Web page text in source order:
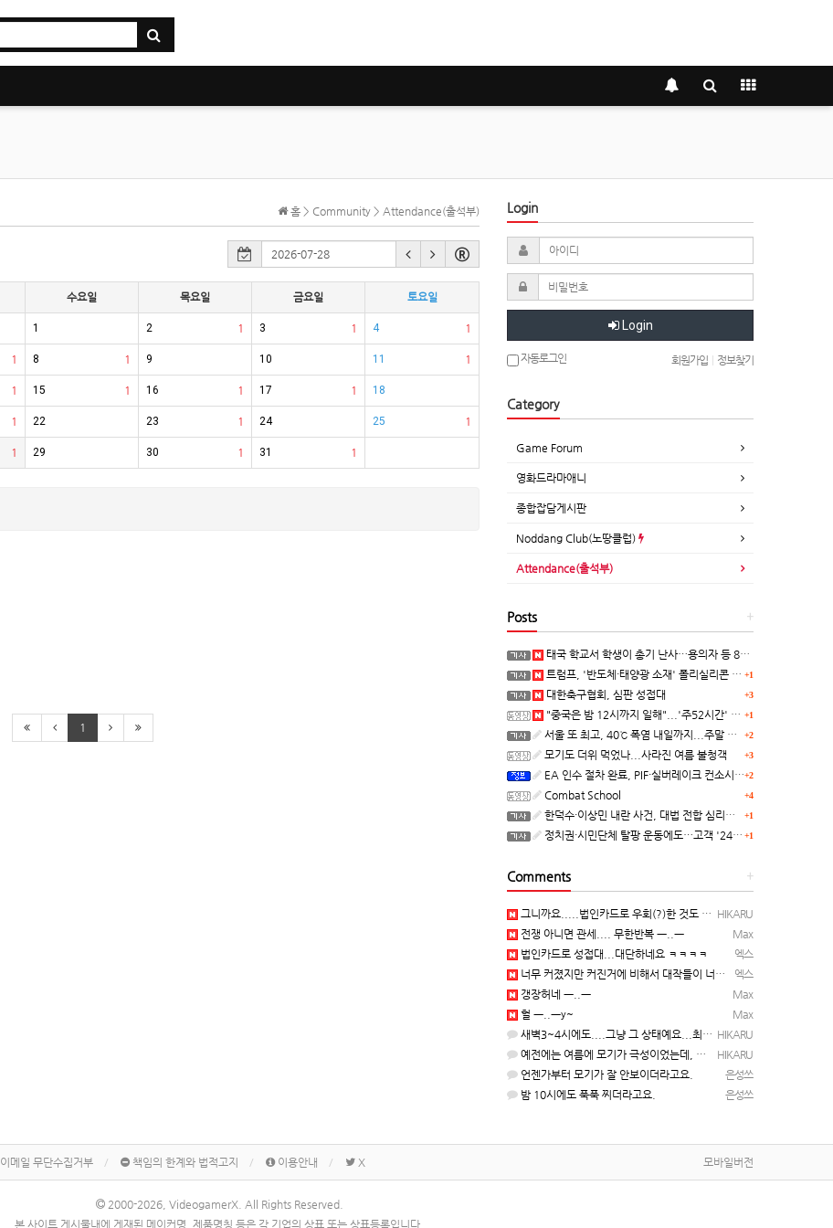
홈 > Community > Attendance(출석부)
수요일 목요일 금요일 토요일
1 1
2 1
3 1
4
1 1
8 9 10 1
11
1 1
15 1
16 1
17 18
1 22 1
23 24 1
25
1 29 1
30 1
31
1
Login
Login
자동로그인 회원가입 정보찾기
Category
Game Forum
영화드라마애니
종합잡담게시판
Noddang Club(노땅클럽)
Attendance(출석부)
+
Posts
태국 학교서 학생이 총기 난사…용의자 등 8명 숨져
+1
트럼프, '반도체·태양광 소재' 폴리실리콘 파생 제품에 15% 관세...한국 기업도 영향
+3
대한축구협회, 심판 성접대
+1
"중국은 밤 12시까지 일해"...'주52시간' 손볼까
+2
서울 또 최고, 40℃ 폭염 내일까지...주말 동쪽 비바람
+3
모기도 더위 먹었나...사라진 여름 불청객
+2
EA 인수 절차 완료, PIF·실버레이크 컨소시엄 산하 편입
+4
Combat School
+1
한덕수·이상민 내란 사건, 대법 전합 심리…"역사적 사법평가"(종합)
+1
정치권·시민단체 탈팡 운동에도…고객 '2470만명' 원상 회복, "고물가에 돌팡"
+
Comments
HIKARU
그니까요.....법인카드로 우회(?)한 것도 아니고, 대놓고...ㅋ ㅋ)
Max
전쟁 아니면 관세.... 무한반복 ㅡ..ㅡ
엑스
법인카드로 성접대...대단하네요 ㅋㅋㅋㅋ
엑스
너무 커졌지만 커진거에 비해서 대작들이 너무 줄었죠.........
Max
갱장허네 ㅡ..ㅡ
Max
헐 ㅡ..ㅡy~
HIKARU
새벽3~4시에도....그냥 그 상태예요...최근 1주일은....
HIKARU
예전에는 여름에 모기가 극성이었는데, 여름에는 안나오는 것 같은.....ㅎ ㅎ)
은성쓰
언젠가부터 모기가 잘 안보이더라고요.
은성쓰
밤 10시에도 푹푹 찌더라고요.
이메일 무단수집거부 책임의 한계와 법적고지 이용안내 X 모바일버전
2000-2026, VideogamerX. All Rights Reserved.
본 사이트 게시물내에 게재된 메이커명, 제품명칭 등은 각 기업의 상표 또는 상표등록입니다.